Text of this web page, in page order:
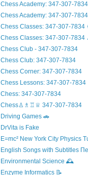
Chess Academy: 347-307-7834
Chess Academy: 347-307-
Chess Classes: 347-307-7834
Chess Classes: 347-307-7834
Chess Club - 347-307-7834
Chess Club: 347-307-7834
Chess Corner: 347-307-7834
Chess Lessons: 347-307-7834
Chess: 347-307-7834
Chess♙♗♖♕ 347-307-7834
Driving Games 🚗
DrVita is Fake
E=mc² New York City Physics
English Songs with Subtitles
Environmental Science 🕰️
Enzyme Informatics 📝